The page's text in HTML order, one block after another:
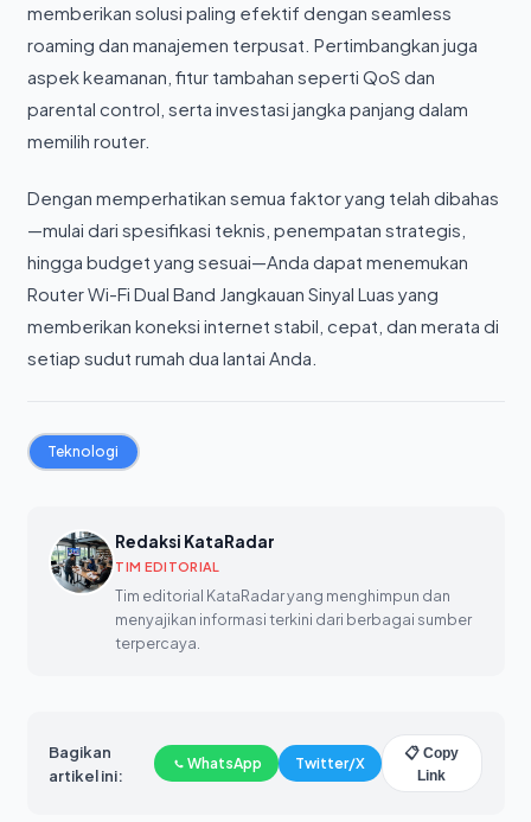
memberikan solusi paling efektif dengan seamless
roaming dan manajemen terpusat. Pertimbangkan juga
aspek keamanan, fitur tambahan seperti QoS dan
parental control, serta investasi jangka panjang dalam
memilih router.
Dengan memperhatikan semua faktor yang telah dibahas
—mulai dari spesifikasi teknis, penempatan strategis,
hingga budget yang sesuai—Anda dapat menemukan
Router Wi-Fi Dual Band Jangkauan Sinyal Luas yang
memberikan koneksi internet stabil, cepat, dan merata di
setiap sudut rumah dua lantai Anda.
Teknologi
Redaksi KataRadar
TIM EDITORIAL
Tim editorial KataRadar yang menghimpun dan
menyajikan informasi terkini dari berbagai sumber
terpercaya.
Bagikan
artikel ini:
WhatsApp Twitter/X
📋 Copy
Link